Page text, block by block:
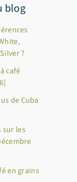
blog
?
café
de Cuba
sur les
en grains